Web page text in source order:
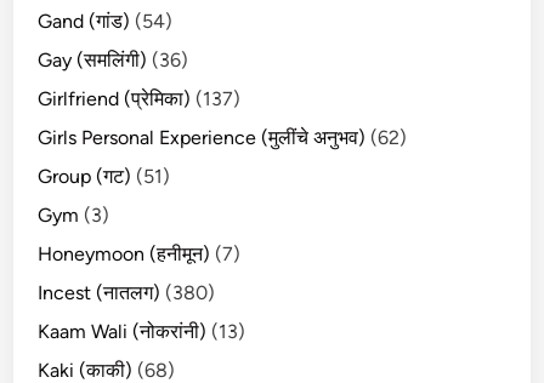
Gand (गांड) (54)
Gay (समलिंगी) (36)
Girlfriend (प्रेमिका) (137)
Girls Personal Experience (मुलींचे अनुभव) (62)
Group (गट) (51)
Gym (3)
Honeymoon (हनीमून) (7)
Incest (नातलग) (380)
Kaam Wali (नोकरांनी) (13)
Kaki (काकी) (68)